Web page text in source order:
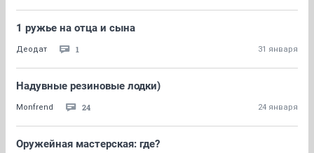
1 ружье на отца и сына
Деодат 1 31 января
Надувные резиновые лодки)
Monfrend 24 24 января
Оружейная мастерская: где?